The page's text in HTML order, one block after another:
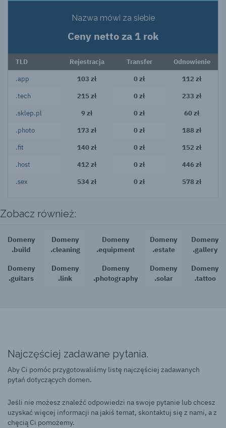
Nazwa mówi za siebie
Ceny netto za 1 rok
TLD Rejestracja Transfer Odnowienie
.app 103 zł 0 zł 112 zł
.tech 215 zł 0 zł 233 zł
.sklep.pl 9 zł 0 zł 60 zł
.photo 173 zł 0 zł 188 zł
.fit 140 zł 0 zł 152 zł
.host 412 zł 0 zł 446 zł
.sex 534 zł 0 zł 578 zł
Zobacz również:
Domeny
.build
Domeny
.cleaning
Domeny
.equipment
Domeny
.estate
Domeny
.gallery
Domeny
.guitars
Domeny
.link
Domeny
.photography
Domeny
.solar
Domeny
.tattoo
Najczęściej zadawane pytania.
Aby Ci pomóc przygotowaliśmy listę najczęściej zadawanych
pytań dotyczących domen.
Jeśli nie możesz znaleźć odpowiedzi na swoje pytanie lub chcesz
uzyskać więcej informacji na jakiś temat, skontaktuj się z nami, a z
chęcią Ci pomożemy.